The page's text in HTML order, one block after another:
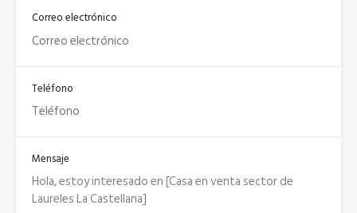
Correo electrónico
Teléfono
Mensaje